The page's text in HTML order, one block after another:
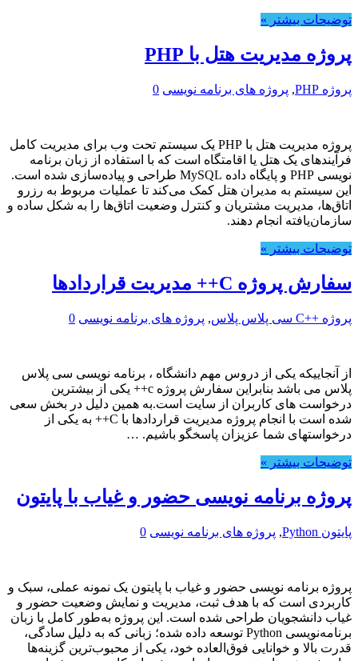
توضیحات بیشتر »
پروژه مدیریت هتل با PHP
پروژه PHP , پروژه های برنامه نویسی 0
پروژه مدیریت هتل با PHP یک سیستم تحت وب برای مدیریت کامل
فرآیندهای یک هتل یا اقامتگاه است که با استفاده از زبان برنامه
نویسی PHP و پایگاه داده MySQL طراحی و پیاده‌سازی شده است.
این سیستم به مدیران هتل کمک می‌کند تا عملیات مربوط به رزرو
اتاق‌ها، مدیریت مشتریان و کنترل وضعیت اتاق‌ها را به شکل ساده و
سازمان‌یافته انجام دهند.
توضیحات بیشتر »
سفارش پروژه C++ مدیریت قراردادها
پروژه ++C سی پلاس پلاس , پروژه های برنامه نویسی 0
از آنجاییکه یکی از دروس مهم دانشگاه ، برنامه نویسی سی پلاس
پلاس می باشد بنابراین سفارش پروژه c++ یکی از بیشترین
درخواست های کاربران از سایت است.به همین دلیل در بخش سعی
شده است با انجام پروژه مدیریت قراردادها با C++ به یکی از
درخواستهای شما عزیزان پاسخگو باشیم. …
توضیحات بیشتر »
پروژه برنامه نویسی حضور و غیاب با پایتون
پایتون Python , پروژه های برنامه نویسی 0
پروژه برنامه نویسی حضور و غیاب با پایتون یک نمونه عملی، سبک و
کاربردی است که با هدف ثبت، مدیریت و نمایش وضعیت حضور و
غیاب دانشجویان طراحی شده است. این پروژه به‌طور کامل با زبان
برنامه‌نویسی Python توسعه داده شده؛ زبانی که به دلیل سادگی،
قدرت بالا و خوانایی فوق‌العاده خود، یکی از محبوب‌ترین گزینه‌ها